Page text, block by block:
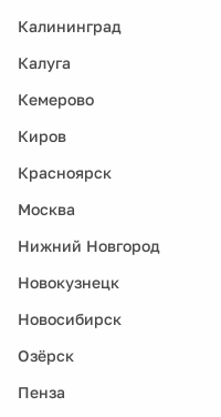
Калининград
Калуга
Кемерово
Киров
Красноярск
Москва
Нижний Новгород
Новокузнецк
Новосибирск
Озёрск
Пенза